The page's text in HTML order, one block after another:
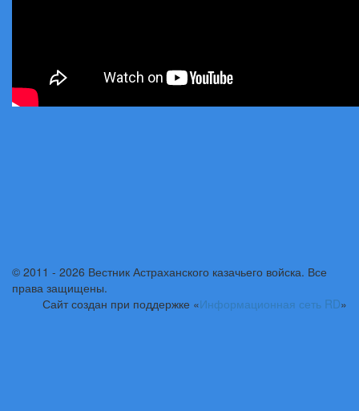
© 2011 - 2026 Вестник Астраханского казачьего войска. Все
права защищены.
Сайт создан при поддержке «Информационная сеть RD»